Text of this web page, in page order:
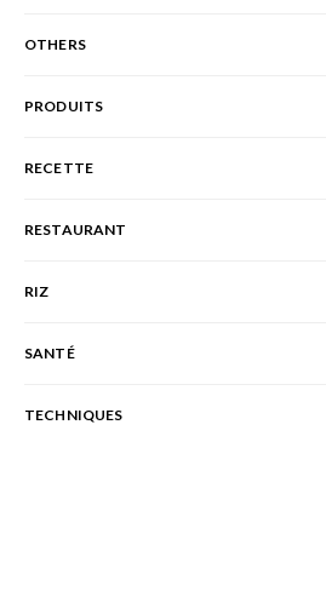
OTHERS
PRODUITS
RECETTE
RESTAURANT
RIZ
SANTÉ
TECHNIQUES